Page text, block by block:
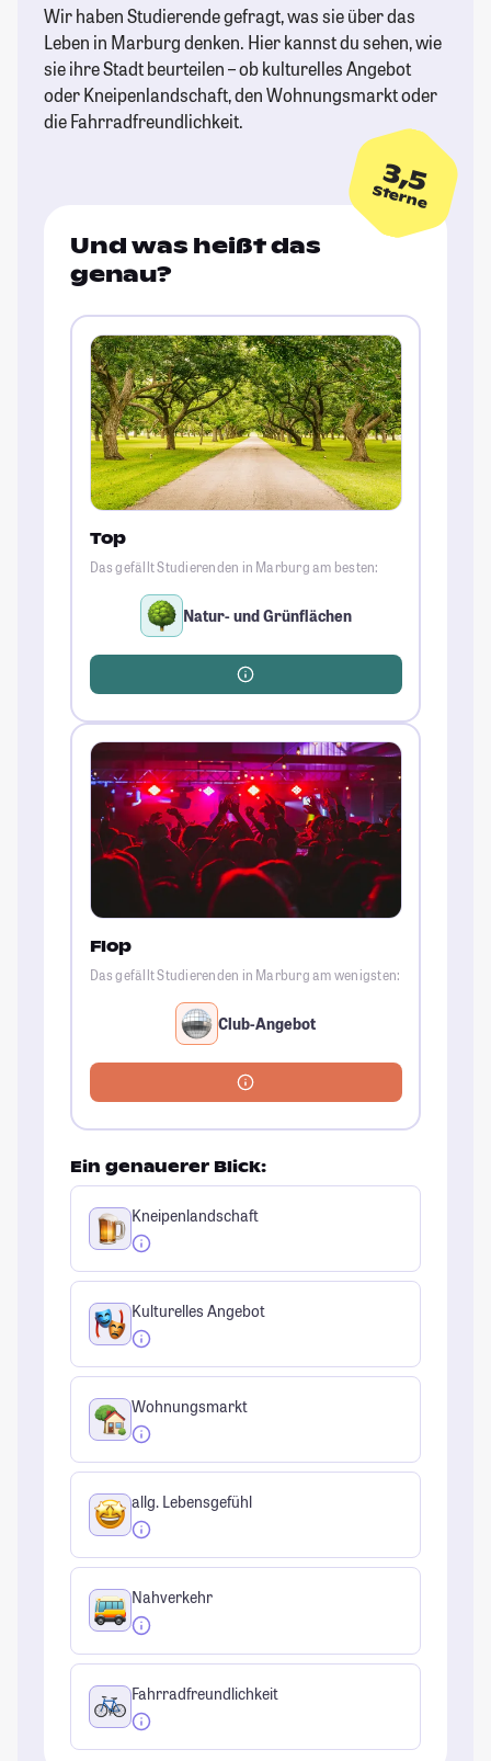
Wir haben Studierende gefragt, was sie über das
Leben in Marburg denken. Hier kannst du sehen, wie
sie ihre Stadt beurteilen – ob kulturelles Angebot
oder Kneipenlandschaft, den Wohnungsmarkt oder
die Fahrradfreundlichkeit.
3,5
Sterne
Und was heißt das
genau?
Top
Das gefällt Studierenden in Marburg am besten:
Natur- und Grünflächen
Flop
Das gefällt Studierenden in Marburg am wenigsten:
Club-Angebot
Ein genauerer Blick:
Kneipenlandschaft
Kulturelles Angebot
Wohnungsmarkt
allg. Lebensgefühl
Nahverkehr
Fahrradfreundlichkeit